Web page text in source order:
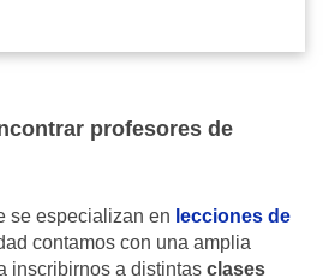
profesores de
se especializan en lecciones de
contamos con una amplia
inscribirnos a distintas clases